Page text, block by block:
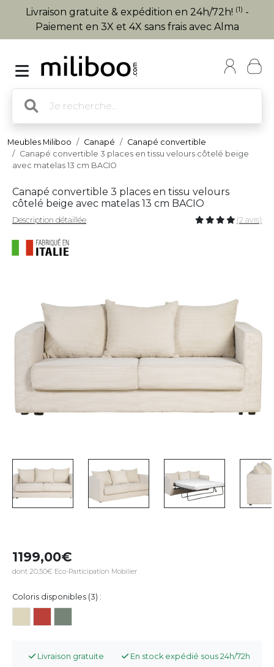
Livraison gratuite & expédition en 24h/72h! (1) -
Paiement en 3X et 4X sans frais avec Alma
Meubles Miliboo Canapé
Canapé convertible
Canapé convertible 3 places en tissu velours côtelé beige
avec matelas 13 cm BACIO
Canapé convertible 3 places en tissu velours
côtelé beige avec matelas 13 cm BACIO
Description détaillée (2 avis)
1199,00
dont 20,50€ Eco-Participation Mobilier
Coloris disponibles (3) :
Livraison gratuite En stock expédié sous 24h/72h